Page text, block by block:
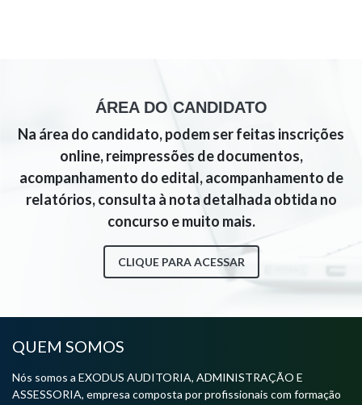
ÁREA DO CANDIDATO
Na área do candidato, podem ser feitas inscrições
online, reimpressões de documentos,
acompanhamento do edital, acompanhamento de
relatórios, consulta à nota detalhada obtida no
concurso e muito mais.
CLIQUE PARA ACESSAR
QUEM SOMOS
Nós somos a EXODUS AUDITORIA, ADMINISTRAÇÃO E
ASSESSORIA, empresa composta por profissionais com formação